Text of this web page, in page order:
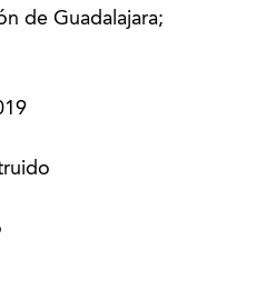
de Guadalajara;